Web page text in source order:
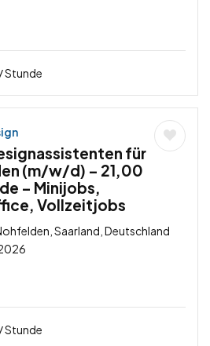
/ Stunde
für
(m/w/d) – 21,00
– Minijobs,
Vollzeitjobs
Saarland, Deutschland
/ Stunde